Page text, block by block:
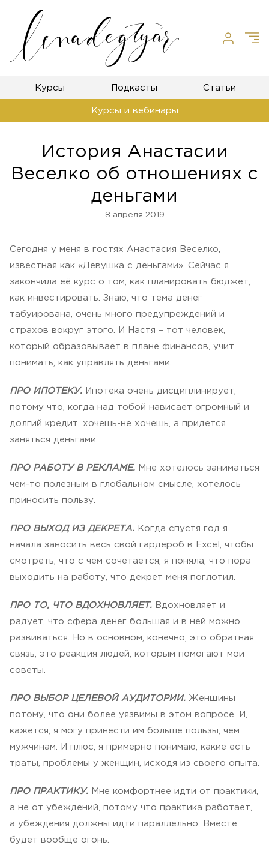
Курсы Подкасты Статьи
Курсы и вебинары
История Анастасии
Веселко об отношениях с
деньгами
8 апреля 2019
Сегодня у меня в гостях Анастасия Веселко,
известная как «Девушка с деньгами». Сейчас я
закончила её курс о том, как планировать бюджет,
как инвестировать. Знаю, что тема денег
табуирована, очень много предупреждений и
страхов вокруг этого. И Настя – тот человек,
который образовывает в плане финансов, учит
понимать, как управлять деньгами.
ПРО ИПОТЕКУ. Ипотека очень дисциплинирует,
потому что, когда над тобой нависает огромный и
долгий кредит, хочешь-не хочешь, а придется
заняться деньгами.
ПРО РАБОТУ В РЕКЛАМЕ. Мне хотелось заниматься
чем-то полезным в глобальном смысле, хотелось
приносить пользу.
ПРО ВЫХОД ИЗ ДЕКРЕТА. Когда спустя год я
начала заносить весь свой гардероб в Excel, чтобы
смотреть, что с чем сочетается, я поняла, что пора
выходить на работу, что декрет меня поглотил.
ПРО ТО, ЧТО ВДОХНОВЛЯЕТ. Вдохновляет и
радует, что сфера денег большая и в ней можно
развиваться. Но в основном, конечно, это обратная
связь, это реакция людей, которым помогают мои
советы.
ПРО ВЫБОР ЦЕЛЕВОЙ АУДИТОРИИ. Женщины
потому, что они более уязвимы в этом вопросе. И,
кажется, я могу принести им больше пользы, чем
мужчинам. И плюс, я примерно понимаю, какие есть
траты, проблемы у женщин, исходя из своего опыта.
ПРО ПРАКТИКУ. Мне комфортнее идти от практики,
а не от убеждений, потому что практика работает,
а убеждения должны идти параллельно. Вместе
будет вообще огонь.